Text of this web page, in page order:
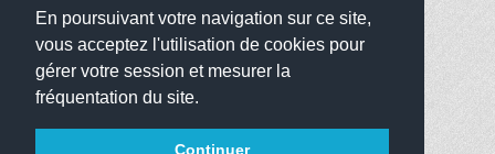
En poursuivant votre navigation sur ce site,
vous acceptez l'utilisation de cookies pour
gérer votre session et mesurer la
fréquentation du site.
Continuer
Envoyer